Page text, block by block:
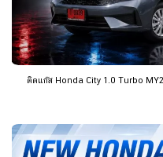
ติดแก๊ส Honda City 1.0 Turbo